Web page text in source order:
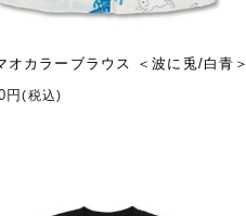
オカラーブラウス ＜波に兎/白青＞
円(税込)